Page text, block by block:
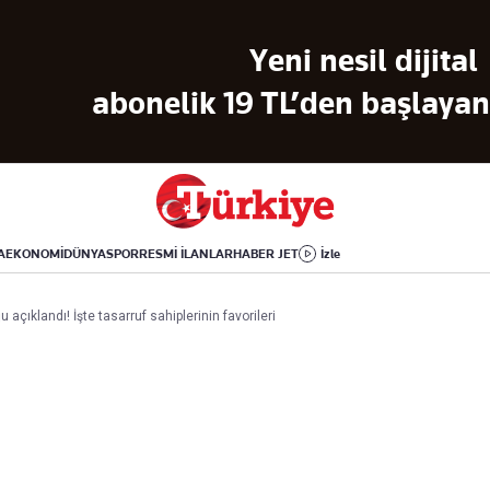
Yeni nesil dijital
abonelik 19 TL’den
EKONOMİDÜNYASPORRESMİ İLANLARHABER JET İzle
İsrail-Gazze
Yemek
Aktüel
Sinema
Kitap
açıklandı! İşte tasarruf sahiplerinin favorileri